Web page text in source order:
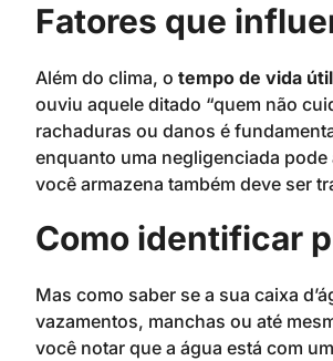
Fatores que
Além do clima, o tempo de vida
ouviu aquele ditado “quem não
rachaduras ou danos é
enquanto uma negligenciada
você armazena também deve ser
Como identificar
Mas como saber se a sua caixa
vazamentos, manchas ou até
você notar que a água está com